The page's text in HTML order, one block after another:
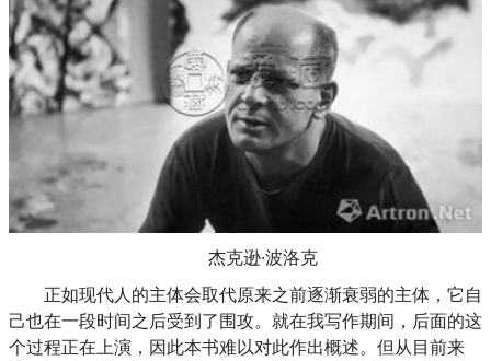
杰克逊·波洛克
正如现代人的主体会取代原来之前逐渐衰弱的主体，它自
己也在一段时间之后受到了围攻。就在我写作期间，后面的这
个过程正在上演，因此本书难以对此作出概述。但从目前来